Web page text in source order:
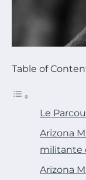
Table of
Le
Arizona
militante
Arizona